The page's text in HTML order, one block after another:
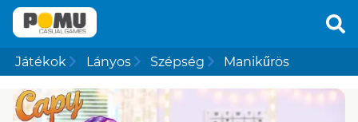
Játékok Lányos Szépség Manikűrös